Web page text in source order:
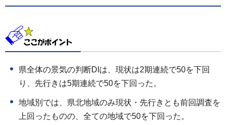
県全体の景気の判断DIは、現状は2期連続で50を下回
り、先行きは5期連続で50を下回った。
地域別では、県北地域のみ現状・先行きとも前回調査を
上回ったものの、全ての地域で50を下回った。